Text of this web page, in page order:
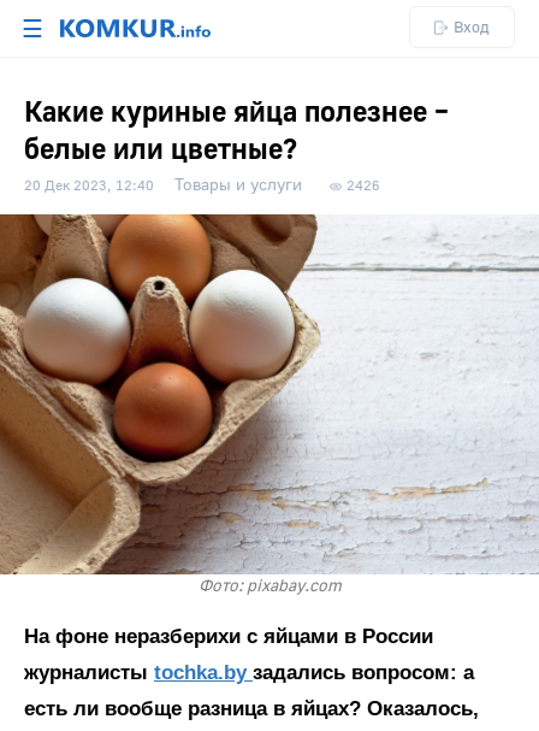
☰ Вход
Какие куриные яйца полезнее –
белые или цветные?
20 Дек 2023, 12:40 Товары и услуги 2426
Фото: pixabay.com
На фоне неразберихи с яйцами в России
журналисты tochka.by задались вопросом: а
есть ли вообще разница в яйцах? Оказалось,